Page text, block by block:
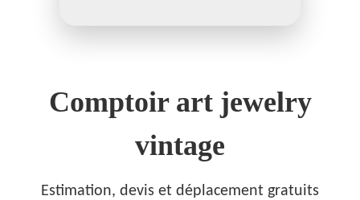
Comptoir art jewelry
vintage
Estimation, devis et déplacement gratuits